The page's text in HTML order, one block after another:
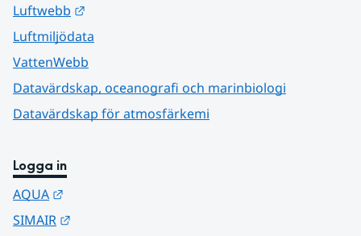
Luftwebb
Luftmiljödata
VattenWebb
Datavärdskap, oceanografi och marinbiologi
Datavärdskap för atmosfärkemi
Logga in
AQUA
SIMAIR